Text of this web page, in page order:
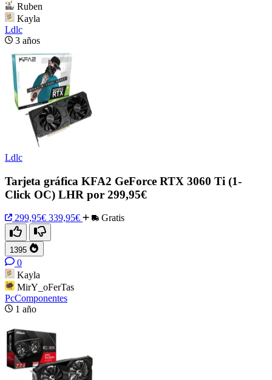
Ruben
Kayla
Ldlc
3 años
Ldlc
Tarjeta gráfica KFA2 GeForce RTX 3060 Ti (1-
Click OC) LHR por 299,95€
299,95€ 339,95€ Gratis
1395
0
Kayla
MirY_oFerTas
PcComponentes
1 año